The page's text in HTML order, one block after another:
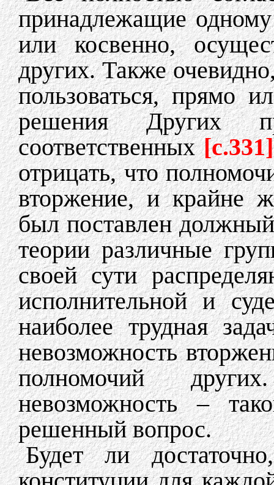
принадлежащие
или косвенно,
других. Также
пользоваться, прямо
решения Других
соответственных[c.331]
отрицать, что
вторжение, и крайне
был поставлен
теории различные
своей сути
исполнительной и
наиболее трудная
невозможность
полномочий
невозможность –
решенный вопрос.
Будет ли